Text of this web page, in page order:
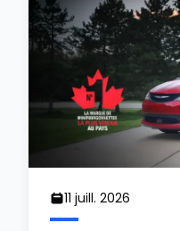
11 juill. 2026